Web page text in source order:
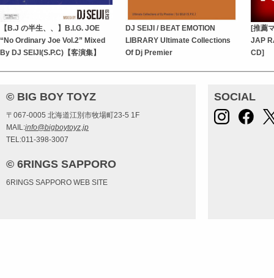
【B.J の半生、、】B.I.G. JOE
“No Ordinary Joe Vol.2” Mixed
By DJ SEIJI(S.P.C)【客演集】
DJ SEIJI / BEAT EMOTION
LIBRARY Ultimate Collections
Of Dj Premier
[推薦
JAP
CD]
© BIG BOY TOYZ
〒067-0005 北海道江別市牧場町23-5 1F
MAIL:info@bigboytoyz.jp
TEL:011-398-3007
© 6RINGS SAPPORO
6RINGS SAPPORO WEB SITE
SOCIAL